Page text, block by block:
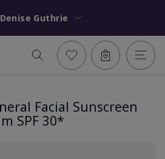
Denise Guthrie
Facial Sunscreen
SPF 30*